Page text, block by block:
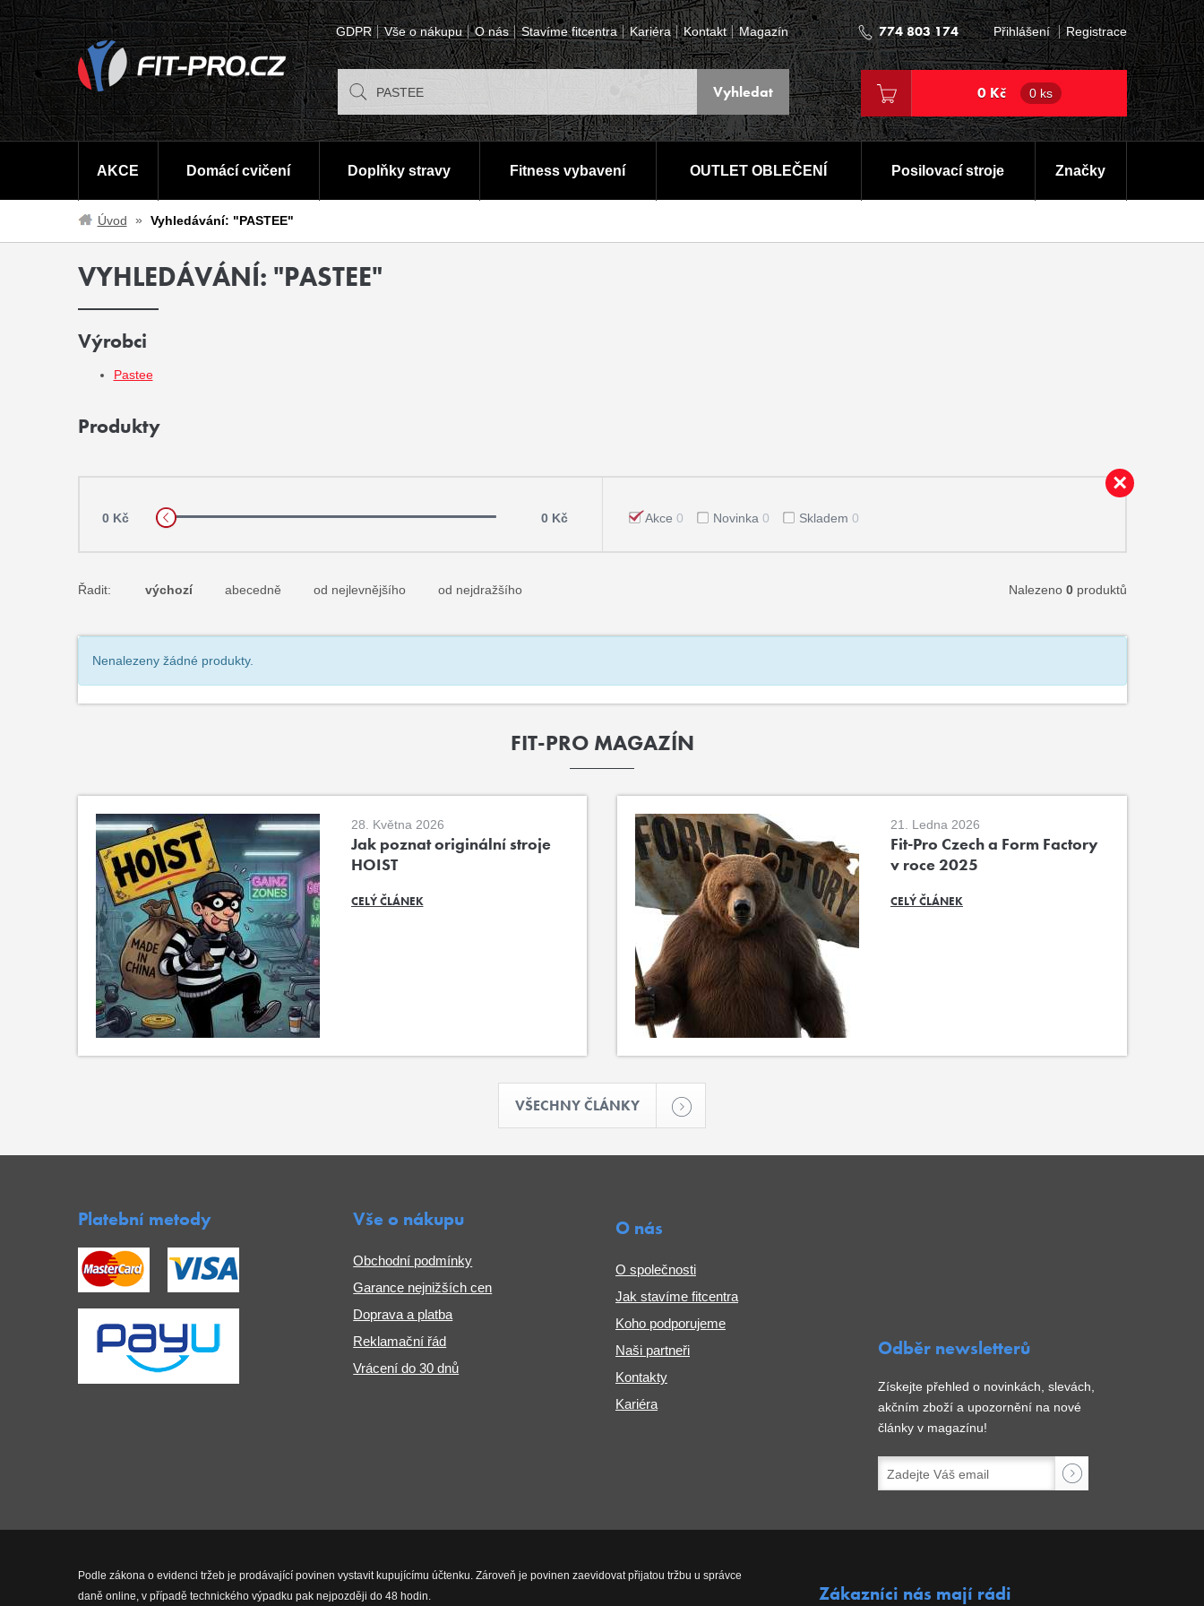
GDPR Vše o nákupu O nás Stavíme fitcentra Kariéra Kontakt Magazín 774 803 174 Přihlášení Registrace
0 Kč 0 ks
AKCE Domácí cvičení Doplňky stravy Fitness vybavení OUTLET OBLEČENÍ Posilovací stroje Značky
Úvod Vyhledávání: "PASTEE"
VYHLEDÁVÁNÍ: "PASTEE"
Výrobci
Pastee
Produkty
0 Kč 0 Kč Akce 0 Novinka 0 Skladem 0
Řadit: výchozí abecedně od nejlevnějšího od nejdražšího Nalezeno 0produktů
Nenalezeny žádné produkty.
FIT-PRO MAGAZÍN
28. Května 2026
Jak poznat originální stroje
HOIST
CELÝ ČLÁNEK
21. Ledna 2026
Fit-Pro Czech a Form Factory
v roce 2025
CELÝ ČLÁNEK
VŠECHNY ČLÁNKY
Platební metody Vše o nákupu
Obchodní podmínky
Garance nejnižších cen
Doprava a platba
Reklamační řád
Vrácení do 30 dnů
O nás
O společnosti
Jak stavíme fitcentra
Koho podporujeme
Naši partneři
Kontakty
Kariéra
Odběr newsletterů
Získejte přehled o novinkách, slevách,
akčním zboží a upozornění na nové
články v magazínu!
Podle zákona o evidenci tržeb je prodávající povinen vystavit kupujícímu účtenku. Zároveň je povinen zaevidovat přijatou tržbu u správce
daně online, v případě technického výpadku pak nejpozději do 48 hodin.
Zákazníci nás mají rádi